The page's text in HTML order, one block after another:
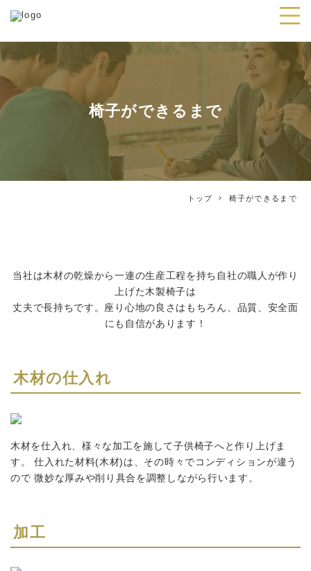
椅子ができるまで
トップ 椅子ができるまで
当社は木材の乾燥から一連の生産工程を持ち自社の職人が作り
上げた木製椅子は
丈夫で長持ちです。座り心地の良さはもちろん、品質、安全面
にも自信があります！
木材の仕入れ
木材を仕入れ、様々な加工を施して子供椅子へと作り上げま
す。 仕入れた材料(木材)は、その時々でコンディションが違う
ので 微妙な厚みや削り具合を調整しながら行います。
加工